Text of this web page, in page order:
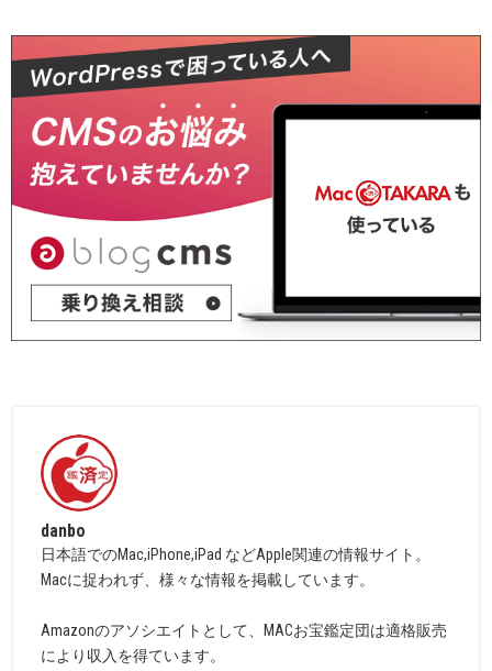
danbo
日本語でのMac,iPhone,iPad などApple関連の情報サイト。
Macに捉われず、様々な情報を掲載しています。
Amazonのアソシエイトとして、MACお宝鑑定団は適格販売
により収入を得ています。